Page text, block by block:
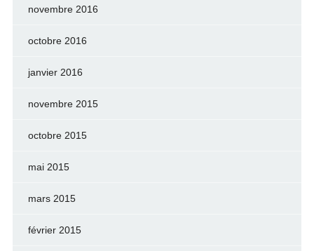
novembre 2016
octobre 2016
janvier 2016
novembre 2015
octobre 2015
mai 2015
mars 2015
février 2015